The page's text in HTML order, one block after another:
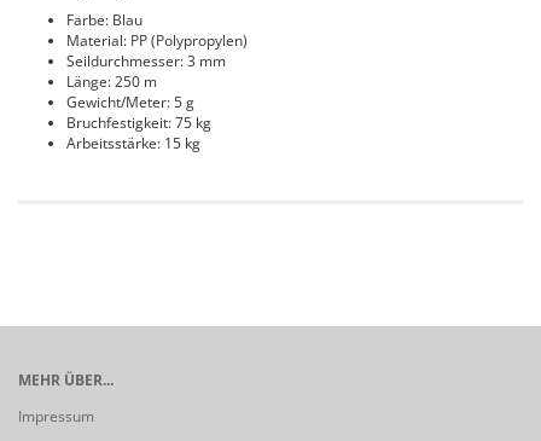
Farbe: Blau
Material: PP (Polypropylen)
Seildurchmesser: 3 mm
Länge: 250 m
Gewicht/Meter: 5 g
Bruchfestigkeit: 75 kg
Arbeitsstärke: 15 kg
MEHR ÜBER...
Impressum